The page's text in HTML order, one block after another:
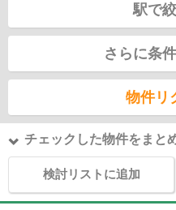
駅で
さらに条
物件リ
チェックした物件をまと
検討リストに追加